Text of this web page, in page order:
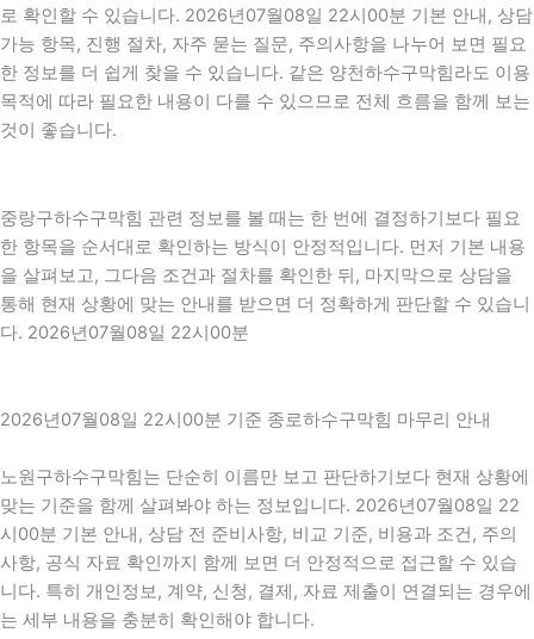
로 확인할 수 있습니다. 2026년07월08일 22시00분 기본 안내, 상담
가능 항목, 진행 절차, 자주 묻는 질문, 주의사항을 나누어 보면 필요
한 정보를 더 쉽게 찾을 수 있습니다. 같은 양천하수구막힘라도 이용
목적에 따라 필요한 내용이 다를 수 있으므로 전체 흐름을 함께 보는
것이 좋습니다.
중랑구하수구막힘 관련 정보를 볼 때는 한 번에 결정하기보다 필요
한 항목을 순서대로 확인하는 방식이 안정적입니다. 먼저 기본 내용
을 살펴보고, 그다음 조건과 절차를 확인한 뒤, 마지막으로 상담을
통해 현재 상황에 맞는 안내를 받으면 더 정확하게 판단할 수 있습니
다. 2026년07월08일 22시00분
2026년07월08일 22시00분 기준 종로하수구막힘 마무리 안내
노원구하수구막힘는 단순히 이름만 보고 판단하기보다 현재 상황에
맞는 기준을 함께 살펴봐야 하는 정보입니다. 2026년07월08일 22
시00분 기본 안내, 상담 전 준비사항, 비교 기준, 비용과 조건, 주의
사항, 공식 자료 확인까지 함께 보면 더 안정적으로 접근할 수 있습
니다. 특히 개인정보, 계약, 신청, 결제, 자료 제출이 연결되는 경우에
는 세부 내용을 충분히 확인해야 합니다.